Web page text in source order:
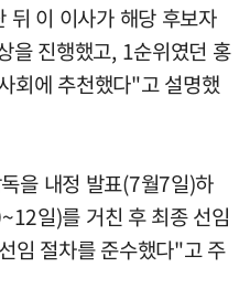
뒤 이 이사가 해당 후보자
을 진행했고, 1순위였던 홍
회에 추천했다"고 설명했
을 내정 발표(7월7일)하
일)를 거친 후 최종 선임
임 절차를 준수했다"고 주